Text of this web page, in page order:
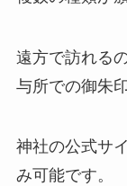
遠方で訪れる
与所での御朱
神社の公式サ
み可能です。